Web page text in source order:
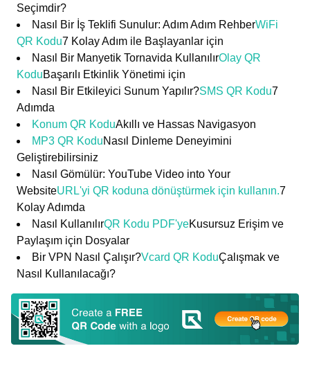
Seçimdir?
Nasıl Bir İş Teklifi Sunulur: Adım Adım RehberWiFi
QR Kodu7 Kolay Adım ile Başlayanlar için
Nasıl Bir Manyetik Tornavida KullanılırOlay QR
KoduBaşarılı Etkinlik Yönetimi için
Nasıl Bir Etkileyici Sunum Yapılır?SMS QR Kodu7
Adımda
Konum QR KoduAkıllı ve Hassas Navigasyon
MP3 QR KoduNasıl Dinleme Deneyimini
Geliştirebilirsiniz
Nasıl Gömülür: YouTube Video into Your
WebsiteURL'yi QR koduna dönüştürmek için kullanın.7
Kolay Adımda
Nasıl KullanılırQR Kodu PDF'yeKusursuz Erişim ve
Paylaşım için Dosyalar
Bir VPN Nasıl Çalışır?Vcard QR KoduÇalışmak ve
Nasıl Kullanılacağı?